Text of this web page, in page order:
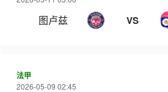
图卢兹 VS
法甲
2026-05-09 02:45